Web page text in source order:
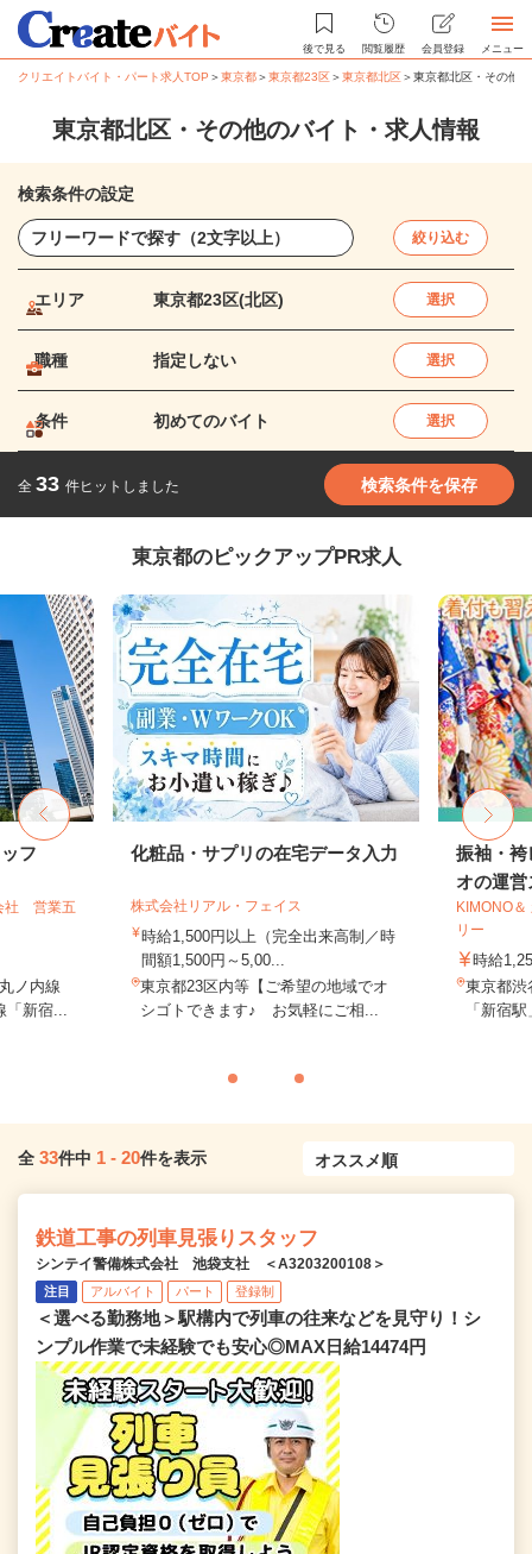
後で見る 閲覧履歴 会員登録 メニュー
クリエイトバイト・パート求人TOP ＞東京都＞東京都23区＞東京都北区＞東京都北区・その他
東京都北区・その他のバイト・求人情報
検索条件の設定
絞り込む
エリア 東京都23区(北区) 選択
職種 指定しない 選択
条件 初めてのバイト 選択
全 33 件ヒットしました 検索条件を保存
東京都のピックアップPR求人
フ
社 営業五
ノ内線
新宿...
化粧品・サプリの在宅データ入力
株式会社リアル・フェイス
時給1,500円以上（完全出来高制／時
間額1,500円～5,00...
東京都23区内等【ご希望の地域でオ
シゴトできます♪ お気軽にご相...
振袖・袴
オの運営
KIMONO
リー
時給
東京都渋
「新宿
全 33件中 1 - 20件を表示
鉄道工事の列車見張りスタッフ
シンテイ警備株式会社 池袋支社 ＜A3203200108＞
注目 アルバイト パート 登録制
＜選べる勤務地＞駅構内で列車の往来などを見守り！シ
ンプル作業で未経験でも安心◎MAX日給14474円